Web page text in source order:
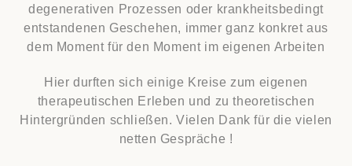
degenerativen Prozessen oder krankheitsbedingt
entstandenen Geschehen, immer ganz konkret aus
dem Moment für den Moment im eigenen Arbeiten
Hier durften sich einige Kreise zum eigenen
therapeutischen Erleben und zu theoretischen
Hintergründen schließen. Vielen Dank für die vielen
netten Gespräche !